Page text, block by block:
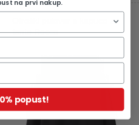
Otroški pulover s kapuco za
fante Rocco
na prvi nakup.
popust!